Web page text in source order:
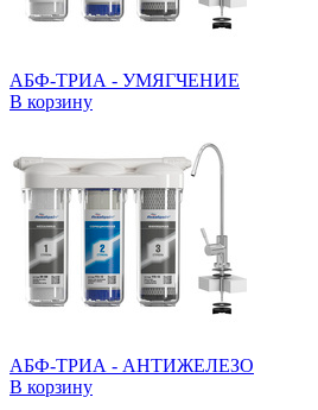
АБФ-ТРИА - УМЯГЧЕНИЕ
В корзину
АБФ-ТРИА - АНТИЖЕЛЕЗО
В корзину